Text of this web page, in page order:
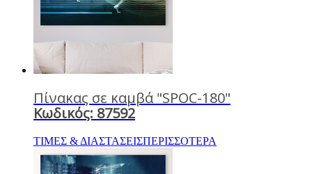
Πίνακας σε καμβά "SPOC-180"
Κωδικός: 87592
ΤΙΜΕΣ & ΔΙΑΣΤΑΣΕΙΣΠΕΡΙΣΣΟΤΕΡΑ